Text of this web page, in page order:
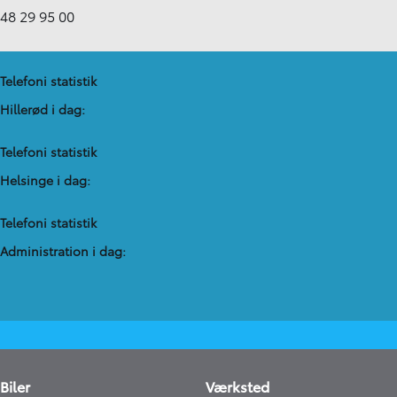
48 29 95 00
Telefoni statistik
Hillerød i dag:
Telefoni statistik
Helsinge i dag:
Telefoni statistik
Administration​ i dag:
Biler
Værksted